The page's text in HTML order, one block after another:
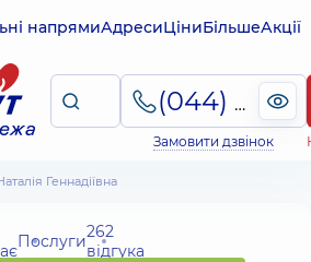
напрямиАдресиЦіниБільшеАкції
(044) 495-2-888
Замовити дзвінок
Геннадіївна
Послуги262
відгука